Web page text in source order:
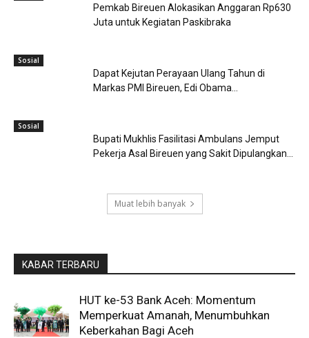
Pemkab Bireuen Alokasikan Anggaran Rp630
Juta untuk Kegiatan Paskibraka
Sosial
Dapat Kejutan Perayaan Ulang Tahun di
Markas PMI Bireuen, Edi Obama...
Sosial
Bupati Mukhlis Fasilitasi Ambulans Jemput
Pekerja Asal Bireuen yang Sakit Dipulangkan...
Muat lebih banyak
KABAR TERBARU
HUT ke-53 Bank Aceh: Momentum
Memperkuat Amanah, Menumbuhkan
Keberkahan Bagi Aceh